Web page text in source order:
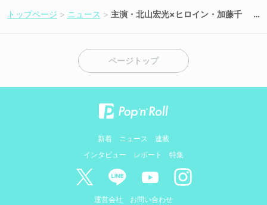
トップページ ニュース
主演・北山宏光×ヒロイン・加藤千
ページトップ
新着 ニュース
連載
インタビュー
レポート 特集
運営会社 お問い合わせ